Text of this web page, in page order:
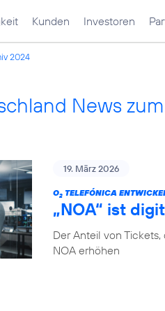
Kunden Investoren
2024
News
19. März 2026
O2 TELEFÓNICA
„NOA“ ist
Der Anteil von
NOA erhöhen